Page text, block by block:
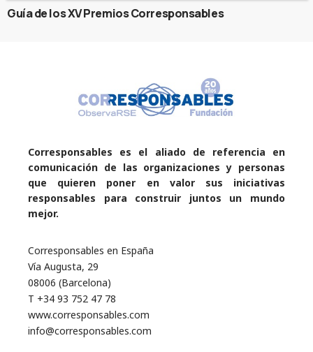
Guía de los XV Premios Corresponsables
Corresponsables es el aliado de referencia en
comunicación de las organizaciones y personas
que quieren poner en valor sus iniciativas
responsables para construir juntos un mundo
mejor.
Corresponsables en España
Vía Augusta, 29
08006 (Barcelona)
T +34 93 752 47 78
www.corresponsables.com
info@corresponsables.com